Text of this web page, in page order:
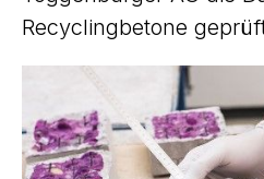
Recyclingbetone